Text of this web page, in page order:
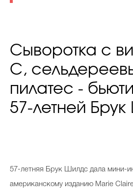
Сыворотка с
С,
пилатес -
57-летней
57-летняя Брук Шилдс дала мини-
американскому изданию Marie